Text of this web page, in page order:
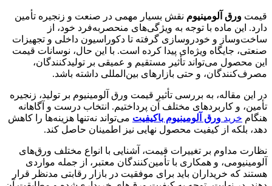
قیمت ورق آلومینیوم نقش بسیار مهمی در صنعت و زنجیره تأمین
دارد. این ماده با توجه به ویژگی‌های منحصربه‌فرد خود، از
ساخت‌وساز و خودروسازی گرفته تا دکوراسیون داخلی و تجهیزات
صنعتی، جایگاه ویژه‌ای پیدا کرده است. با این حال، نوسانات قیمت
این محصول می‌تواند تأثیر مستقیم و عمیقی بر تولیدکنندگان،
مصرف‌کنندگان، و حتی بازارهای بین‌المللی داشته باشد.
در این مقاله، به بررسی تأثیر قیمت ورق آلومینیوم بر تولید، زنجیره
تأمین، و کاربردهای مختلف آن پرداختیم. انتخاب درست و آگاهانه
هنگام خرید ورق آلومینیوم باکیفیت می‌تواند نه‌تنها هزینه‌ها را کاهش
دهد، بلکه از کیفیت محصول نهایی نیز اطمینان حاصل کند.
نظارت مداوم بر تغییرات قیمت، آشنایی با انواع مختلف ورق‌های
آلومینیومی، و همکاری با تأمین‌کنندگان معتبر، از جمله مواردی
هستند که خریداران باید برای موفقیت در بازار رقابتی مدنظر قرار